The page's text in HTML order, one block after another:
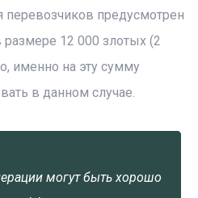
предусмотрен
12 000 злотых (2
именно на эту сумму
в данном случае.
могут быть хорошо